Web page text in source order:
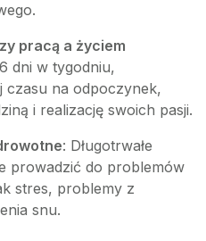
pracą a życiem
dni w tygodniu,
czasu na odpoczynek,
i realizację swoich pasji.
: Długotrwałe
prowadzić do problemów
stres, problemy z
snu.